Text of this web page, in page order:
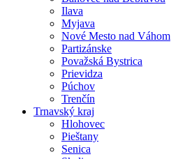
Ilava
Myjava
Nové Mesto nad Váhom
Partizánske
Považská Bystrica
Prievidza
Púchov
Trenčín
Trnavský kraj
Hlohovec
Pieštany
Senica